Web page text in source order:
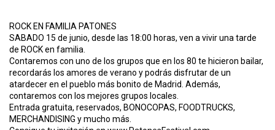
ROCK EN FAMILIA PATONES
SABADO 15 de junio, desde las 18:00 horas, ven a vivir una tarde
de ROCK en familia.
Contaremos con uno de los grupos que en los 80 te hicieron bailar,
recordarás los amores de verano y podrás disfrutar de un
atardecer en el pueblo más bonito de Madrid. Además,
contaremos con los mejores grupos locales.
Entrada gratuita, reservados, BONOCOPAS, FOODTRUCKS,
MERCHANDISING y mucho más.